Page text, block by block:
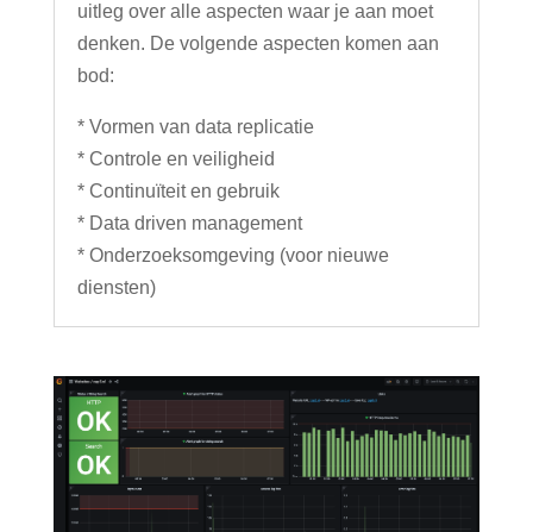
uitleg over alle aspecten waar je aan moet
denken. De volgende aspecten komen aan
bod:
* Vormen van data replicatie
* Controle en veiligheid
* Continuïteit en gebruik
* Data driven management
* Onderzoeksomgeving (voor nieuwe
diensten)